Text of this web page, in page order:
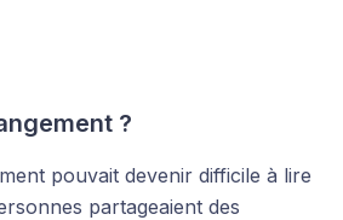
?
pouvait devenir difficile à lire
partageaient des